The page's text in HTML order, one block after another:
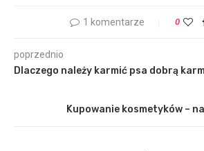
1 komentarze 0
poprzednio
Dlaczego należy karmić psa dobrą
Kupowanie kosmetyków –